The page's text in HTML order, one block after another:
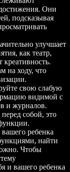
Они
подсказывая
улучшает
как театр,
на ходу, что
свою слабую
видимой с
и журналов.
собой, это
ребенка
найти
Чтобы
и вашего ребенка